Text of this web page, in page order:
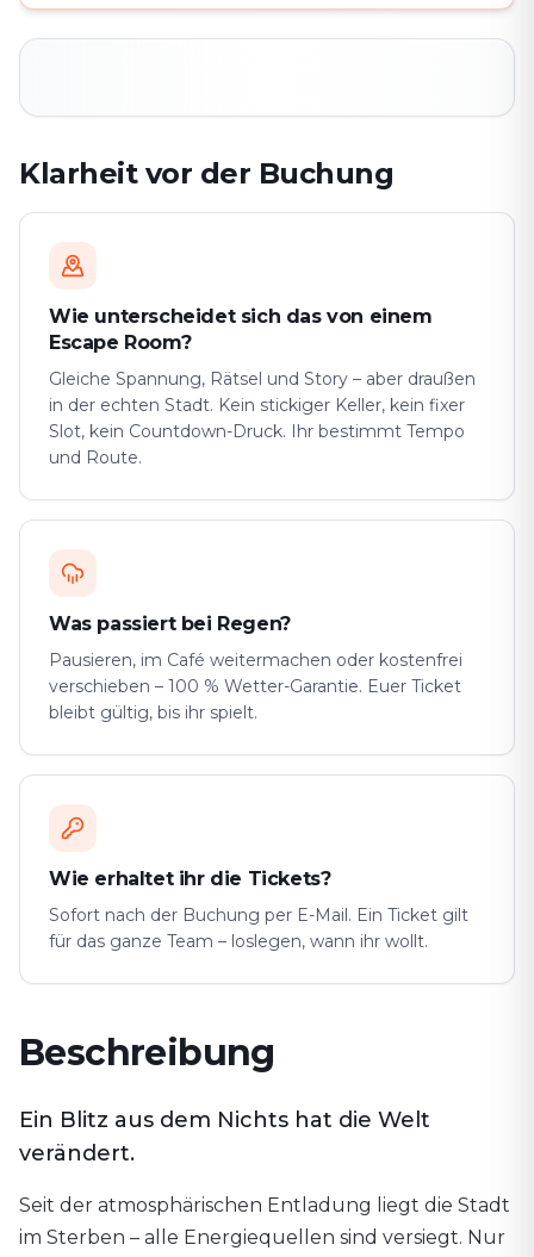
Klarheit vor der Buchung
Wie unterscheidet sich das von einem
Escape Room?
Gleiche Spannung, Rätsel und Story – aber draußen
in der echten Stadt. Kein stickiger Keller, kein fixer
Slot, kein Countdown-Druck. Ihr bestimmt Tempo
und Route.
Was passiert bei Regen?
Pausieren, im Café weitermachen oder kostenfrei
verschieben – 100 % Wetter-Garantie. Euer Ticket
bleibt gültig, bis ihr spielt.
Wie erhaltet ihr die Tickets?
Sofort nach der Buchung per E-Mail. Ein Ticket gilt
für das ganze Team – loslegen, wann ihr wollt.
Beschreibung
Ein Blitz aus dem Nichts hat die Welt
verändert.
Seit der atmosphärischen Entladung liegt die Stadt
im Sterben – alle Energiequellen sind versiegt. Nur